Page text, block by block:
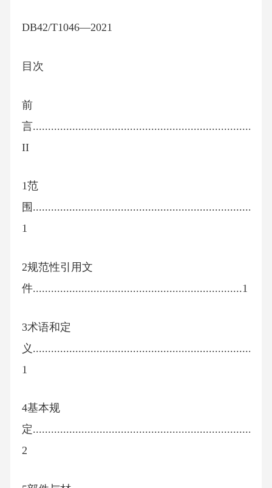
DB42/T1046—2021
目次
前
言
II
1范
围...............................................................................
1
2规范性引用文
件.....................................................................1
3术语和定
义.........................................................................
1
4基本规
定...........................................................................
2